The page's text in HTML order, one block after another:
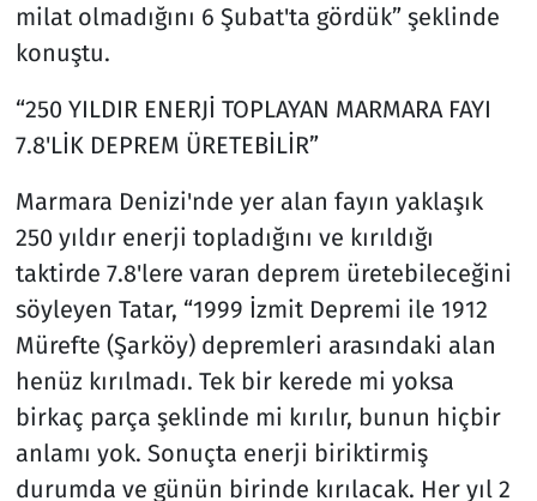
milat olmadığını 6 Şubat'ta gördük” şeklinde
konuştu.
“250 YILDIR ENERJİ TOPLAYAN MARMARA FAYI
7.8'LİK DEPREM ÜRETEBİLİR”
Marmara Denizi'nde yer alan fayın yaklaşık
250 yıldır enerji topladığını ve kırıldığı
taktirde 7.8'lere varan deprem üretebileceğini
söyleyen Tatar, “1999 İzmit Depremi ile 1912
Mürefte (Şarköy) depremleri arasındaki alan
henüz kırılmadı. Tek bir kerede mi yoksa
birkaç parça şeklinde mi kırılır, bunun hiçbir
anlamı yok. Sonuçta enerji biriktirmiş
durumda ve günün birinde kırılacak. Her yıl 2